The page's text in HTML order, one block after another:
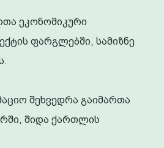
ეკონომიკური
ფარგლებში, სამიზნე
შეხვედრა გაიმართა
შიდა ქართლის